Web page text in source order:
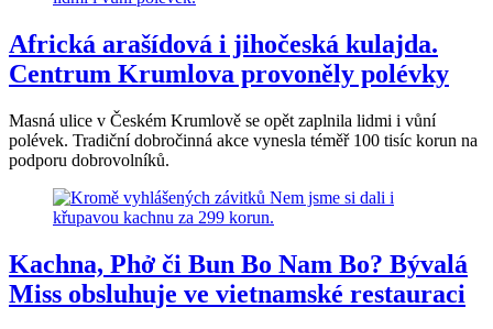
Africká arašídová i jihočeská kulajda.
Centrum Krumlova provoněly polévky
Masná ulice v Českém Krumlově se opět zaplnila lidmi i vůní
polévek. Tradiční dobročinná akce vynesla téměř 100 tisíc korun na
podporu dobrovolníků.
Kachna, Phở či Bun Bo Nam Bo? Bývalá
Miss obsluhuje ve vietnamské restauraci